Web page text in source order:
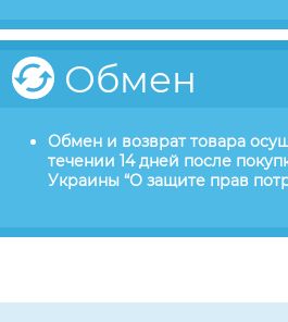
Обмен
Обмен и возврат товара
течении 14 дней после
Украины “О защите прав